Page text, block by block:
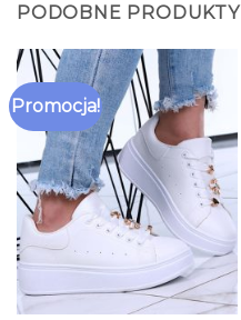
PODOBNE PRODUKTY
Promocja!